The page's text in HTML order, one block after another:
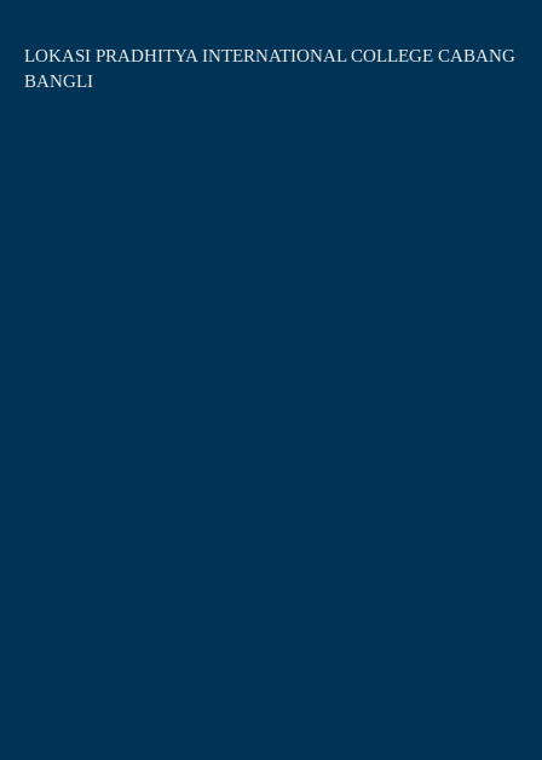
LOKASI PRADHITYA INTERNATIONAL COLLEGE CABANG
BANGLI